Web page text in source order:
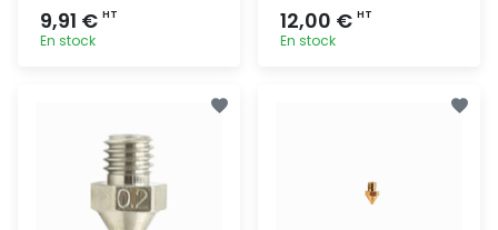
9,91 € HT
En stock
12,00 € HT
En stock